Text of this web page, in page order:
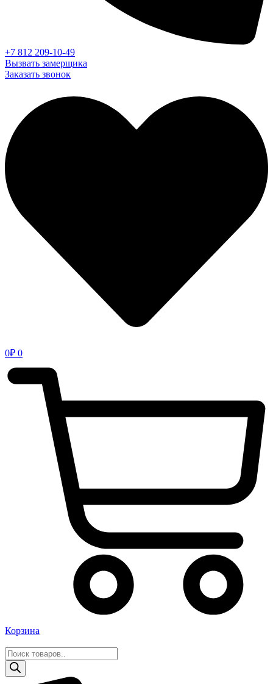
+7 812 209-10-49
Вызвать замерщика
Заказать звонок
0₽ 0
Корзина
Поиск
товаров